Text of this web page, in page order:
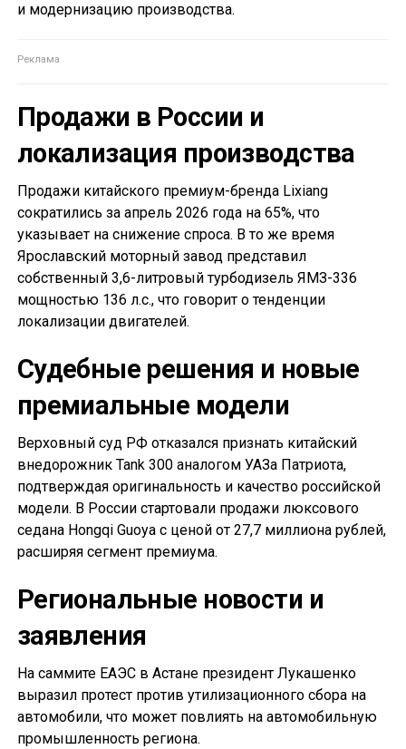
и модернизацию производства.
Продажи в России и
локализация производства
Продажи китайского премиум-бренда Lixiang
сократились за апрель 2026 года на 65%, что
указывает на снижение спроса. В то же время
Ярославский моторный завод представил
собственный 3,6-литровый турбодизель ЯМЗ-336
мощностью 136 л.с., что говорит о тенденции
локализации двигателей.
Судебные решения и новые
премиальные модели
Верховный суд РФ отказался признать китайский
внедорожник Tank 300 аналогом УАЗа Патриота,
подтверждая оригинальность и качество российской
модели. В России стартовали продажи люксового
седана Hongqi Guoya с ценой от 27,7 миллиона рублей,
расширяя сегмент премиума.
Региональные новости и
заявления
На саммите ЕАЭС в Астане президент Лукашенко
выразил протест против утилизационного сбора на
автомобили, что может повлиять на автомобильную
промышленность региона.